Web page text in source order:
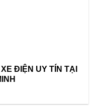
ĐIỆN UY TÍN TẠI